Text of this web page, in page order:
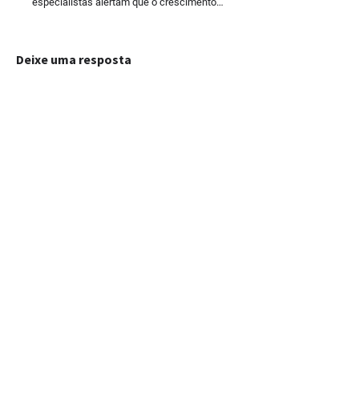
Deixe uma resposta